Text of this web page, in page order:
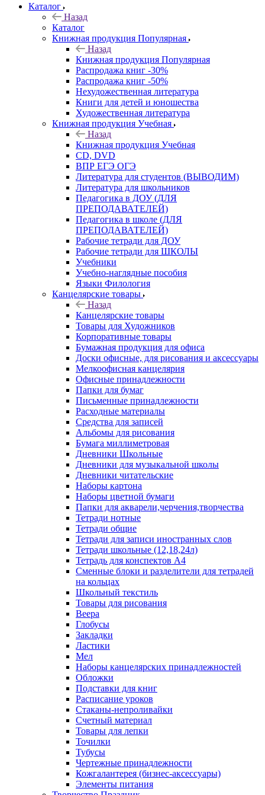
Каталог
Назад
Каталог
Книжная продукция Популярная
Назад
Книжная продукция Популярная
Распродажа книг -30%
Распродажа книг -50%
Нехудожественная литература
Книги для детей и юношества
Художественная литература
Книжная продукция Учебная
Назад
Книжная продукция Учебная
CD, DVD
ВПР ЕГЭ ОГЭ
Литература для студентов (ВЫВОДИМ)
Литература для школьников
Педагогика в ДОУ (ДЛЯ
ПРЕПОДАВАТЕЛЕЙ)
Педагогика в школе (ДЛЯ
ПРЕПОДАВАТЕЛЕЙ)
Рабочие тетради для ДОУ
Рабочие тетради для ШКОЛЫ
Учебники
Учебно-наглядные пособия
Языки Филология
Канцелярские товары
Назад
Канцелярские товары
Товары для Художников
Корпоративные товары
Бумажная продукция для офиса
Доски офисные, для рисования и аксессуары
Мелкоофисная канцелярия
Офисные принадлежности
Папки для бумаг
Письменные принадлежности
Расходные материалы
Средства для записей
Альбомы для рисования
Бумага миллиметровая
Дневники Школьные
Дневники для музыкальной школы
Дневники читательские
Наборы картона
Наборы цветной бумаги
Папки для акварели,черчения,творчества
Тетради нотные
Тетради общие
Тетради для записи иностранных слов
Тетради школьные (12,18,24л)
Тетрадь для конспектов А4
Сменные блоки и разделители для тетрадей
на кольцах
Школьный текстиль
Товары для рисования
Веера
Глобусы
Закладки
Ластики
Мел
Наборы канцелярских принадлежностей
Обложки
Подставки для книг
Расписание уроков
Стаканы-непроливайки
Счетный материал
Товары для лепки
Точилки
Тубусы
Чертежные принадлежности
Кожгалантерея (бизнес-аксессуары)
Элементы питания